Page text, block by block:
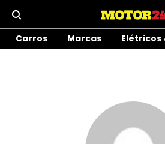
Carros Marcas Elétricos